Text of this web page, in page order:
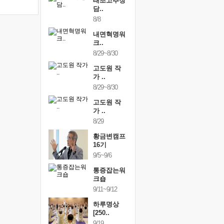
담..
8/8
내면혁명워
크..
8/29~8/30
고도원 작
가 ..
8/29~8/30
고도원 작
가 ..
8/29
황금변캠프
16기
9/5~9/6
통증잡는워
크숍
9/11~9/12
하루명상
[250..